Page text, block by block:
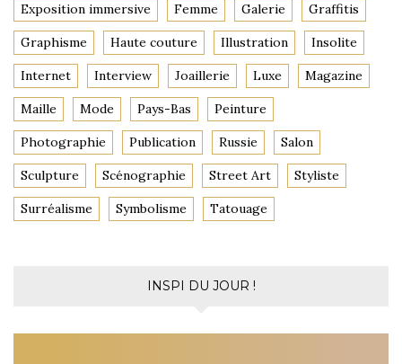
Exposition immersive Femme Galerie Graffitis
Graphisme Haute couture Illustration Insolite
Internet Interview Joaillerie Luxe Magazine
Maille Mode Pays-Bas Peinture
Photographie Publication Russie Salon
Sculpture Scénographie Street Art Styliste
Surréalisme Symbolisme Tatouage
INSPI DU JOUR !